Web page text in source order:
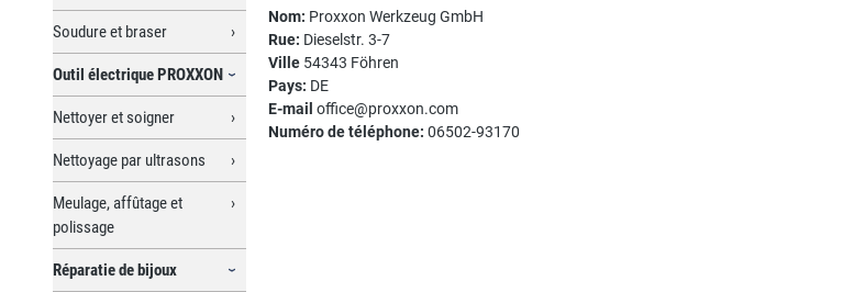
Soudure et braser
Outil électrique PROXXON
Nettoyer et soigner
Nettoyage par ultrasons
Meulage, affûtage et
polissage
Réparatie de bijoux
Nom: Proxxon Werkzeug GmbH
Rue: Dieselstr. 3-7
Ville 54343 Föhren
Pays: DE
E-mail office@proxxon.com
Numéro de téléphone: 06502-93170